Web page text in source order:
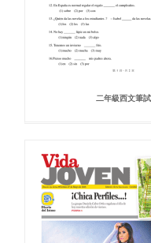
二年級西文筆試